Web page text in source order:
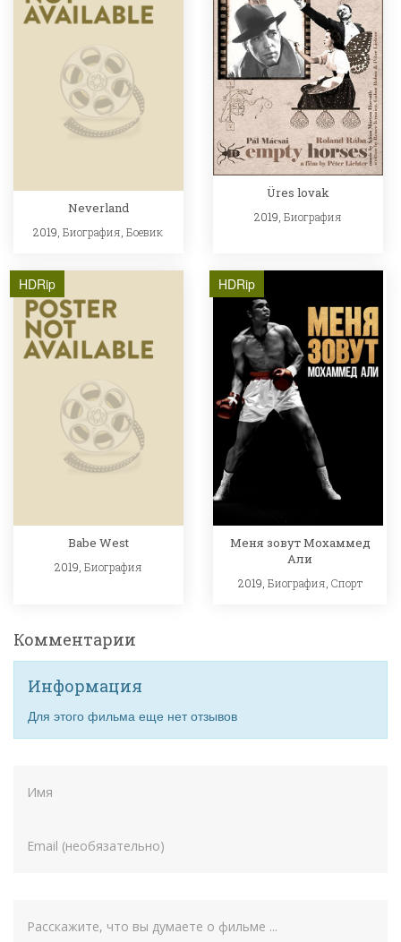
Neverland
2019,Биография ,Боевик
Üres lovak
2019,Биография
HDRip
Babe West
2019, Биография
HDRip
Меня зовут Мохаммед
Али
2019, Биография, Спорт
Комментарии
Информация
Для этого фильма еще нет отзывов